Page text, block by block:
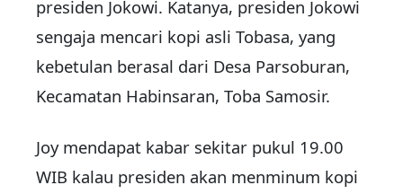
presiden Jokowi. Katanya, presiden Jokowi
sengaja mencari kopi asli Tobasa, yang
kebetulan berasal dari Desa Parsoburan,
Kecamatan Habinsaran, Toba Samosir.
Joy mendapat kabar sekitar pukul 19.00
WIB kalau presiden akan menminum kopi